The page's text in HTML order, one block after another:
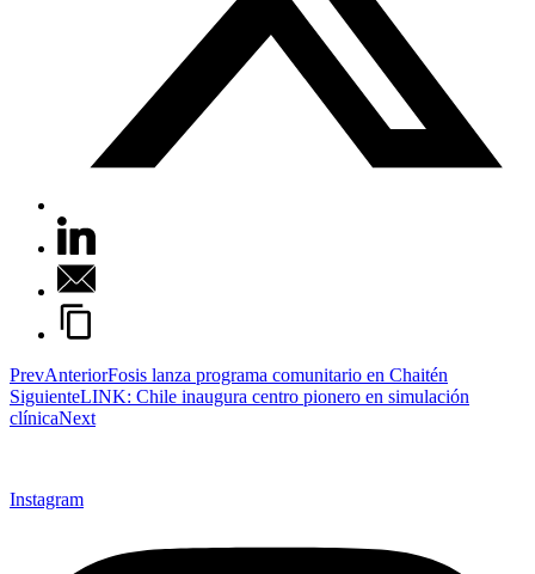
PrevAnteriorFosis lanza programa comunitario en Chaitén
SiguienteLINK: Chile inaugura centro pionero en simulación
clínicaNext
Instagram